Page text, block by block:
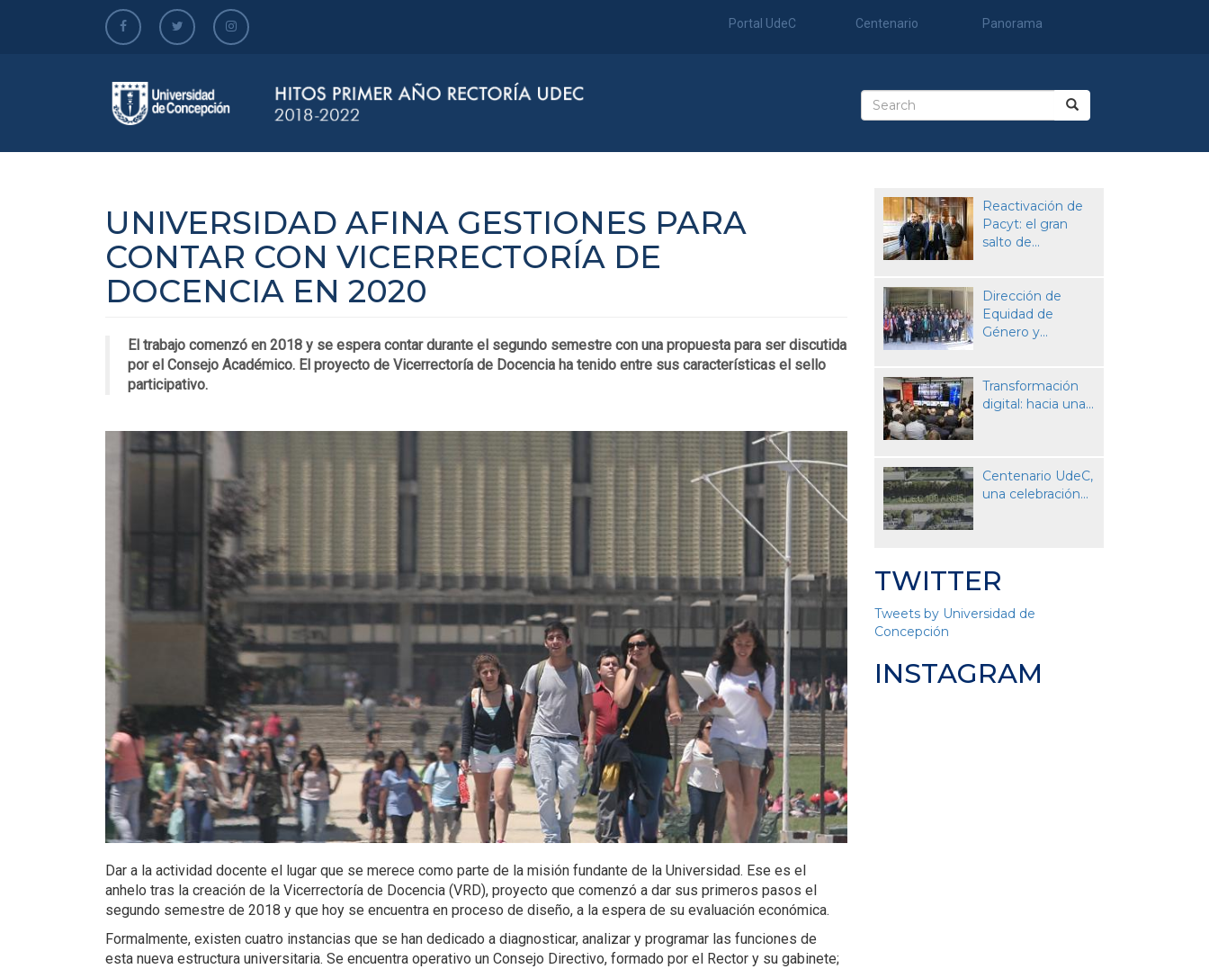
Portal UdeC Centenario Panorama
Search
UNIVERSIDAD AFINA GESTIONES PARA
CONTAR CON VICERRECTORÍA DE
DOCENCIA EN 2020
El trabajo comenzó en 2018 y se espera contar durante el segundo semestre con una propuesta para ser discutida
por el Consejo Académico. El proyecto de Vicerrectoría de Docencia ha tenido entre sus características el sello
participativo.
Dar a la actividad docente el lugar que se merece como parte de la misión fundante de la Universidad. Ese es el
anhelo tras la creación de la Vicerrectoría de Docencia (VRD), proyecto que comenzó a dar sus primeros pasos el
segundo semestre de 2018 y que hoy se encuentra en proceso de diseño, a la espera de su evaluación económica.
Formalmente, existen cuatro instancias que se han dedicado a diagnosticar, analizar y programar las funciones de
esta nueva estructura universitaria. Se encuentra operativo un Consejo Directivo, formado por el Rector y su gabinete;
Reactivación de
Pacyt: el gran
salto de...
Dirección de
Equidad de
Género y...
Transformación
digital: hacia una...
Centenario UdeC,
una celebración...
TWITTER
Tweets by Universidad de
Concepción
INSTAGRAM